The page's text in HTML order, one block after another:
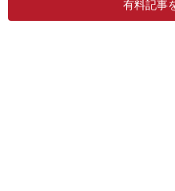
有料記事